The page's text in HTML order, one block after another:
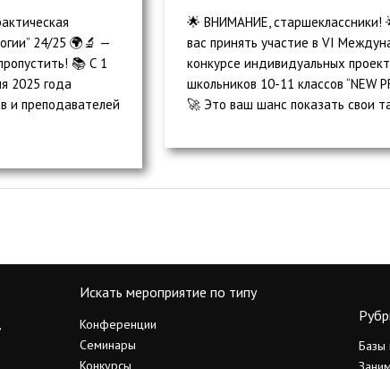
24/25 🌍🔬 —
📚 С 1
2025 года
и преподавателей
🌟 ВНИМАНИЕ, старшеклассники!
вас принять участие в VI
конкурсе индивидуальных
школьников 10-11 классов “NEW
🚀 Это ваш шанс показать свои
Искать мероприятие по типу
Конференции
Семинары
Конкурсы
Базы